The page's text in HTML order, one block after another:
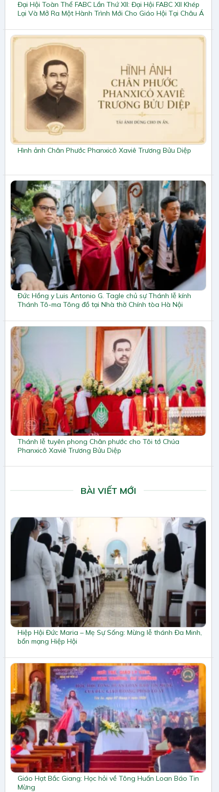
Đại Hội Toàn Thể FABC Lần Thứ XII: Đại Hội FABC XII Khép
Lại Và Mở Ra Một Hành Trình Mới Cho Giáo Hội Tại Châu Á
Hình ảnh Chân Phước Phanxicô Xaviê Trương Bửu Diệp
Đức Hồng y Luis Antonio G. Tagle chủ sự Thánh lễ kính
Thánh Tô-ma Tông đồ tại Nhà thờ Chính tòa Hà Nội
Thánh lễ tuyên phong Chân phước cho Tôi tớ Chúa
Phanxicô Xaviê Trương Bửu Diệp
BÀI VIẾT MỚI
Hiệp Hội Đức Maria – Mẹ Sự Sống: Mừng lễ thánh Đa Minh,
bổn mạng Hiệp Hội
Giáo Hạt Bắc Giang: Học hỏi về Tông Huấn Loan Báo Tin
Mừng